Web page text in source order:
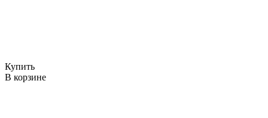
Купить
В корзине